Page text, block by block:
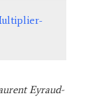
Eyraud-